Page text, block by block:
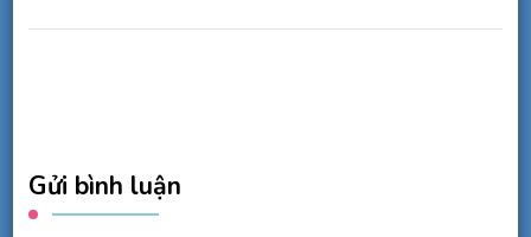
Gửi bình luận